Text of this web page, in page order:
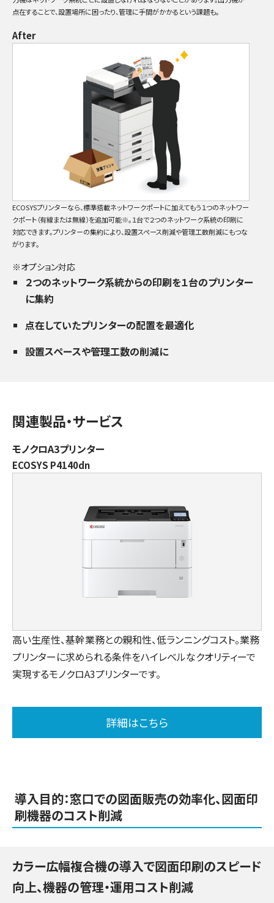
点在することで、設置場所に困ったり、管理に手間がかかるという課題も。
After
ECOSYSプリンターなら、標準搭載ネットワークポートに加えてもう１つのネットワー
クポート（有線または無線）を追加可能※。１台で２つのネットワーク系統の印刷に
対応できます。プリンターの集約により、設置スペース削減や管理工数削減にもつな
がります。
※オプション対応
２つのネットワーク系統からの印刷を１台のプリンター
に集約
点在していたプリンターの配置を最適化
設置スペースや管理工数の削減に
関連製品・サービス
モノクロA3プリンター
ECOSYS P4140dn
高い生産性、基幹業務との親和性、低ランニングコスト。業務
プリンターに求められる条件をハイレベルなクオリティーで
実現するモノクロA3プリンターです。
詳細はこちら
導入目的：窓口での図面販売の効率化、図面印
刷機器のコスト削減
カラー広幅複合機の導入で図面印刷のスピード
向上、機器の管理・運用コスト削減